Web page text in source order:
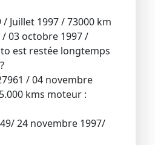
Juillet 1997 / 73000 km
/ 03 octobre 1997 /
est restée longtemps
/ 04 novembre
kms moteur :
24 novembre 1997/